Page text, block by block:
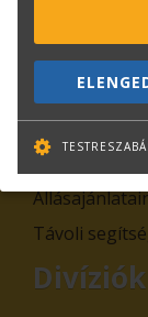
Adatkezelési
Általános
Cégadatok
Hírek
Távoli
Divíziók